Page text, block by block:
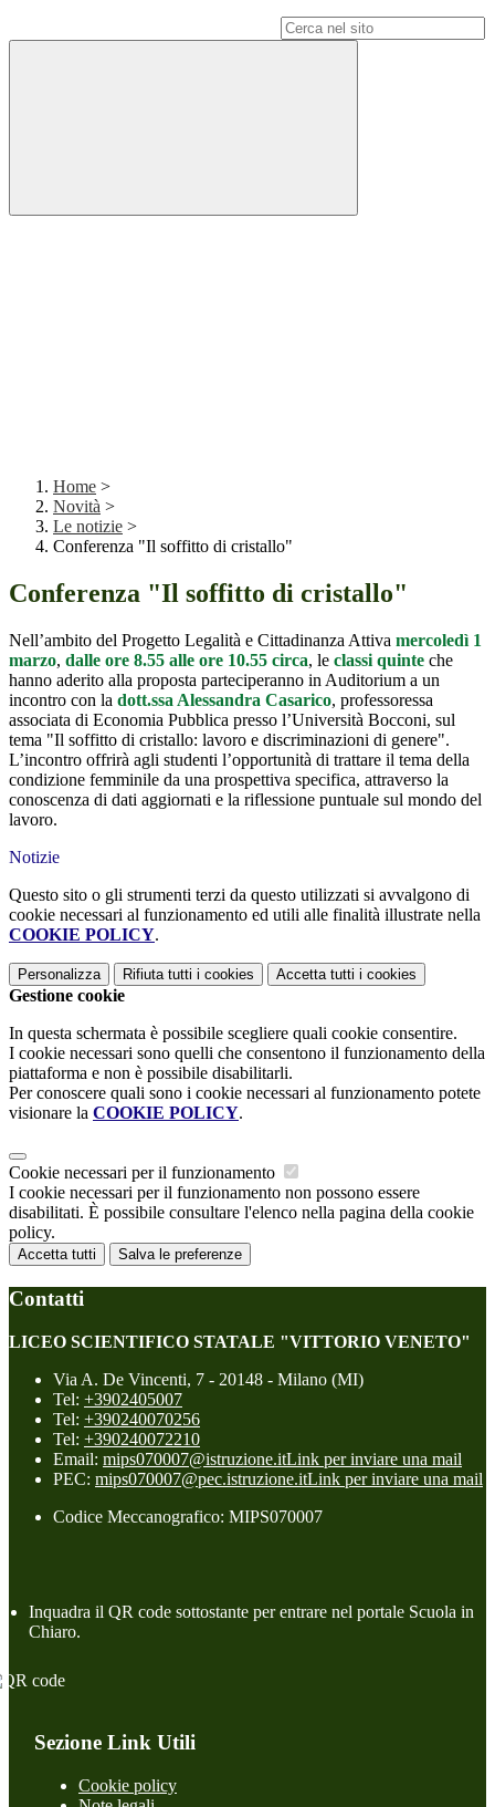
Home >
Novità >
Le notizie >
Conferenza "Il soffitto di cristallo"
Conferenza "Il soffitto di cristallo"
Nell’ambito del Progetto Legalità e Cittadinanza Attiva mercoledì 1
marzo, dalle ore 8.55 alle ore 10.55 circa, le classi quinte che
hanno aderito alla proposta parteciperanno in Auditorium a un
incontro con la dott.ssa Alessandra Casarico, professoressa
associata di Economia Pubblica presso l’Università Bocconi, sul
tema "Il soffitto di cristallo: lavoro e discriminazioni di genere".
L’incontro offrirà agli studenti l’opportunità di trattare il tema della
condizione femminile da una prospettiva specifica, attraverso la
conoscenza di dati aggiornati e la riflessione puntuale sul mondo del
lavoro.
Notizie
Questo sito o gli strumenti terzi da questo utilizzati si avvalgono di
cookie necessari al funzionamento ed utili alle finalità illustrate nella
COOKIE POLICY.
Personalizza Rifiuta tutti i cookies Accetta tutti i cookies
Gestione cookie
In questa schermata è possibile scegliere quali cookie consentire.
I cookie necessari sono quelli che consentono il funzionamento della
piattaforma e non è possibile disabilitarli.
Per conoscere quali sono i cookie necessari al funzionamento potete
visionare la COOKIE POLICY.
Cookie necessari per il funzionamento
I cookie necessari per il funzionamento non possono essere
disabilitati. È possibile consultare l'elenco nella pagina della cookie
policy.
Accetta tutti Salva le preferenze
Contatti
LICEO SCIENTIFICO STATALE "VITTORIO VENETO"
Via A. De Vincenti, 7 - 20148 - Milano (MI)
Tel: +3902405007
Tel: +390240070256
Tel: +390240072210
Email: mips070007@istruzione.itLink per inviare una mail
PEC: mips070007@pec.istruzione.itLink per inviare una mail
Codice Meccanografico: MIPS070007
Inquadra il QR code sottostante per entrare nel portale Scuola in
Chiaro.
Sezione Link Utili
Cookie policy